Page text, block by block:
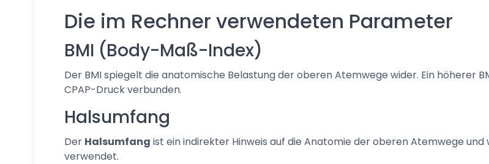
Die im Rechner verwendeten Parameter
BMI (Body-Maß-Index)
Der BMI spiegelt die anatomische Belastung der oberen Atemwege wider. Ein höherer
CPAP-Druck verbunden.
Halsumfang
Der Halsumfang ist ein indirekter Hinweis auf die Anatomie der oberen Atemwege
verwendet.